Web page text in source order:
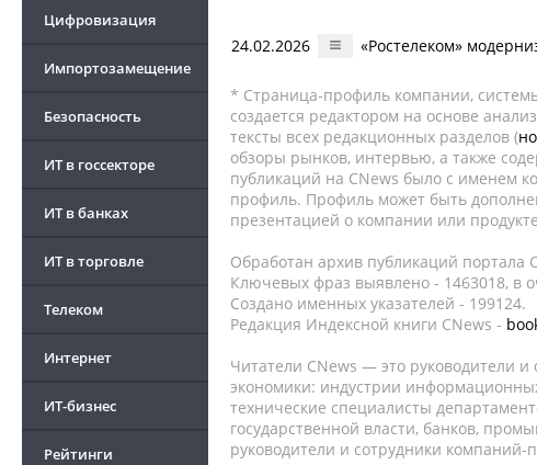
Цифровизация
Импортозамещение
Безопасность
ИТ в госсекторе
ИТ в банках
ИТ в торговле
Телеком
Интернет
ИТ-бизнес
Рейтинги
24.02.2026 «Ростелеком»
* Страница-профиль компании,
создается редактором на основе
тексты всех редакционных разделов (
обзоры рынков, интервью, а также
публикаций на CNews было с именем
профиль. Профиль может быть
презентацией о компании или
Обработан архив публикаций портала
Ключевых фраз выявлено - 1463018, в
Создано именных указателей - 199124.
Редакция Индексной книги CNews -
Читатели CNews — это руководители
экономики: индустрии
технические специалисты
государственной власти, банков,
руководители и сотрудники